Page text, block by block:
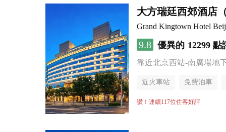
大方瑞廷西郊酒店
Grand Kingtown Hotel
9.8 優異的 12299 點
靠近北京西站-南廣場地
近火車站 免費泊車
讚！連續117位住客好評